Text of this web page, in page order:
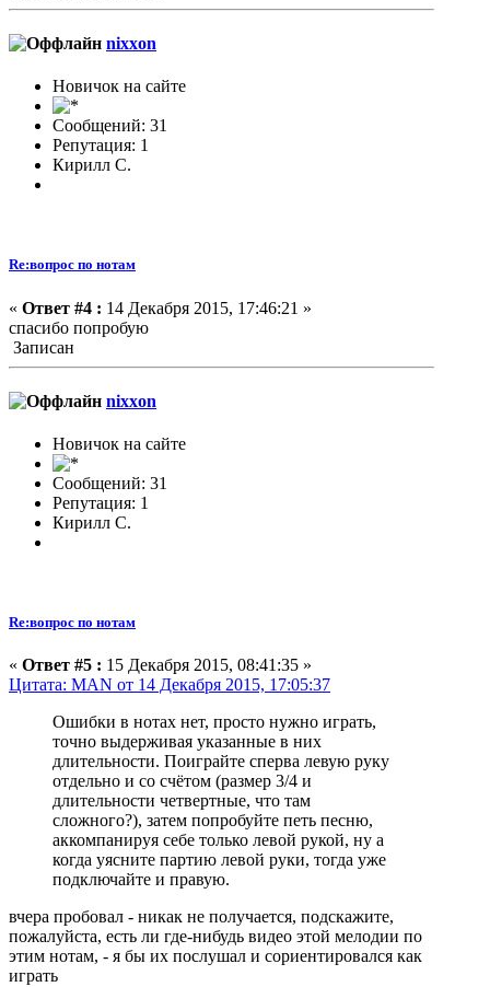
nixxon
Новичок на сайте
Сообщений: 31
Репутация: 1
Кирилл С.
Re:вопрос по нотам
« Ответ #4 : 14 Декабря 2015, 17:46:21 »
спасибо попробую
Записан
nixxon
Новичок на сайте
Сообщений: 31
Репутация: 1
Кирилл С.
Re:вопрос по нотам
« Ответ #5 : 15 Декабря 2015, 08:41:35 »
Цитата: MAN от 14 Декабря 2015, 17:05:37
Ошибки в нотах нет, просто нужно играть,
точно выдерживая указанные в них
длительности. Поиграйте сперва левую руку
отдельно и со счётом (размер 3/4 и
длительности четвертные, что там
сложного?), затем попробуйте петь песню,
аккомпанируя себе только левой рукой, ну а
когда уясните партию левой руки, тогда уже
подключайте и правую.
вчера пробовал - никак не получается, подскажите,
пожалуйста, есть ли где-нибудь видео этой мелодии по
этим нотам, - я бы их послушал и сориентировался как
играть